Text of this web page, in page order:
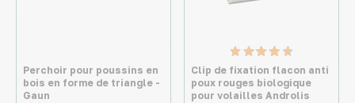
Perchoir pour poussins en
bois en forme de triangle -
Gaun
Clip de fixation flacon anti
poux rouges biologique
pour volailles Androlis